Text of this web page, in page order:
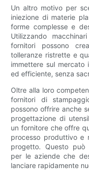
Un altro motivo per
iniezione di materie
forme complesse e
Utilizzando
fornitori possono
tolleranze ristrette e
immettere sul
ed efficiente, senza
Oltre alla loro
fornitori di
possono offrire anche
progettazione di
un fornitore che offre
processo produttivo e
progetto. Questo può
per le aziende che
lanciare rapidamente